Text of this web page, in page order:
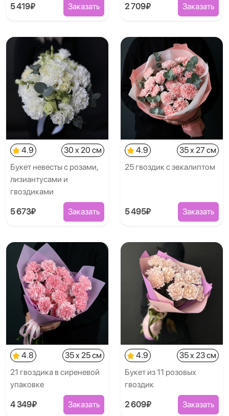
5 419₽ Заказать 2 709₽ Заказать
4.9
30 x 20 см
Букет невесты с розами,
лизиантусами и
гвоздиками
5 673₽ Заказать
4.9
35 x 27 см
25 гвоздик с эвкалиптом
5 495₽ Заказать
4.8
35 x 25 см
21 гвоздика в сиреневой
упаковке
4 349₽ Заказать
4.9
35 x 23 см
Букет из 11 розовых
гвоздик
2 609₽ Заказать